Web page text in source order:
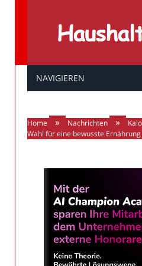
NAVIGIEREN
Home » Nachrichten »
Wahl für eine bewusste Ernährung